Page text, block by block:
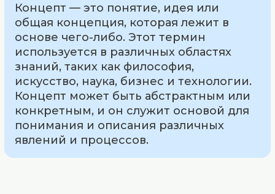
Концепт — это понятие, идея или
общая концепция, которая лежит в
основе чего-либо. Этот термин
используется в различных областях
знаний, таких как философия,
искусство, наука, бизнес и технологии.
Концепт может быть абстрактным или
конкретным, и он служит основой для
понимания и описания различных
явлений и процессов.